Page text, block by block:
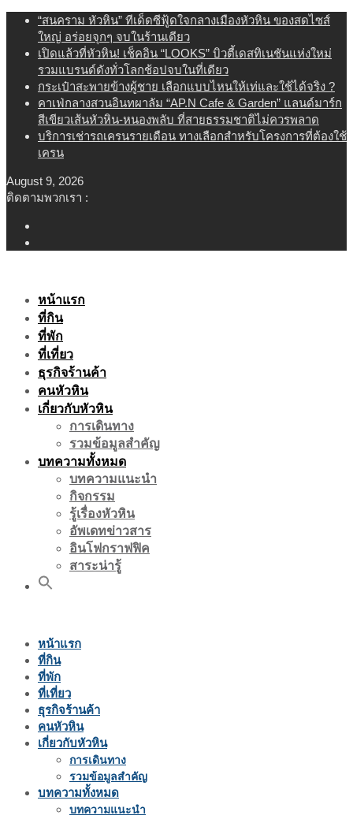
Skip
content
“สนคราม หัวหิน” ทีเด็ดซีฟู้ดใจกลางเมืองหัวหิน ของสดไซส์
ใหญ่ อร่อยจุกๆ จบในร้านเดียว
เปิดแล้วที่หัวหิน! เช็คอิน “LOOKS” บิวตี้เดสทิเนชันแห่งใหม่
รวมแบรนด์ดังทั่วโลกช้อปจบในที่เดียว
กระเป๋าสะพายข้างผู้ชาย เลือกแบบไหนให้เท่และใช้ได้จริง ?
คาเฟ่กลางสวนอินทผาลัม “AP.N Cafe & Garden” แลนด์มาร์ก
สีเขียวเส้นหัวหิน-หนองพลับ ที่สายธรรมชาติไม่ควรพลาด
บริการเช่ารถเครนรายเดือน ทางเลือกสำหรับโครงการที่ต้องใช้
เครน
August 9, 2026
ติดตามพวกเรา :
หน้าแรก
ที่กิน
ที่พัก
ที่เที่ยว
ธุรกิจร้านค้า
คนหัวหิน
เกี่ยวกับหัวหิน
การเดินทาง
รวมข้อมูลสำคัญ
บทความทั้งหมด
บทความแนะนำ
กิจกรรม
รู้เรื่องหัวหิน
อัพเดทข่าวสาร
อินโฟกราฟฟิค
สาระน่ารู้
หน้าแรก
ที่กิน
ที่พัก
ที่เที่ยว
ธุรกิจร้านค้า
คนหัวหิน
เกี่ยวกับหัวหิน
การเดินทาง
รวมข้อมูลสำคัญ
บทความทั้งหมด
บทความแนะนำ